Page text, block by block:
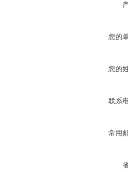
您的
您的
联系
常用